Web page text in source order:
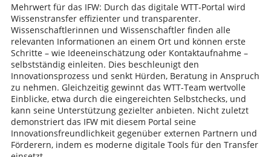
Mehrwert für das IFW: Durch das digitale WTT-Portal wird
Wissenstransfer effizienter und transparenter.
Wissenschaftlerinnen und Wissenschaftler finden alle
relevanten Informationen an einem Ort und können erste
Schritte – wie Ideeneinschätzung oder Kontaktaufnahme –
selbstständig einleiten. Dies beschleunigt den
Innovationsprozess und senkt Hürden, Beratung in Anspruch
zu nehmen. Gleichzeitig gewinnt das WTT-Team wertvolle
Einblicke, etwa durch die eingereichten Selbstchecks, und
kann seine Unterstützung gezielter anbieten. Nicht zuletzt
demonstriert das IFW mit diesem Portal seine
Innovationsfreundlichkeit gegenüber externen Partnern und
Förderern, indem es moderne digitale Tools für den Transfer